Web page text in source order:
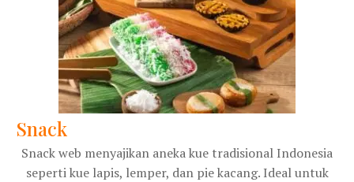
Snack
Snack web menyajikan aneka kue tradisional Indonesia
seperti kue lapis, lemper, dan pie kacang. Ideal untuk